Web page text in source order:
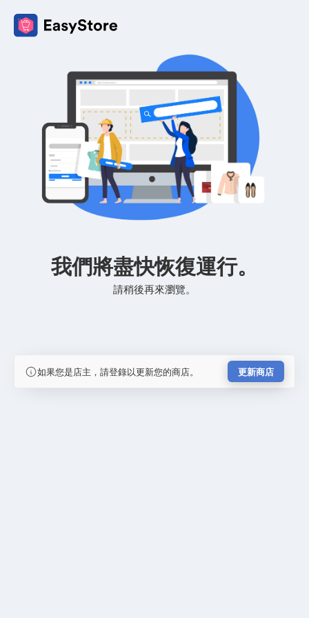
我們將盡快恢復運行。
請稍後再來瀏覽。
如果您是店主，請登錄以更新您的商店。 更新商店